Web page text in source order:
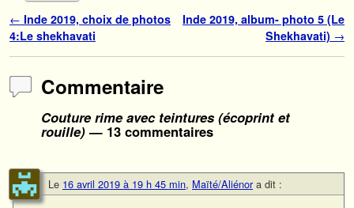
Navigation des articles
← Inde 2019, choix de photos
4:Le shekhavati
Inde 2019, album- photo 5 (Le
Shekhavati) →
Commentaire
Couture rime avec teintures (écoprint et
rouille)— 13 commentaires
Le 16 avril 2019 à 19 h 45 min, Maïté/Aliénor a dit :